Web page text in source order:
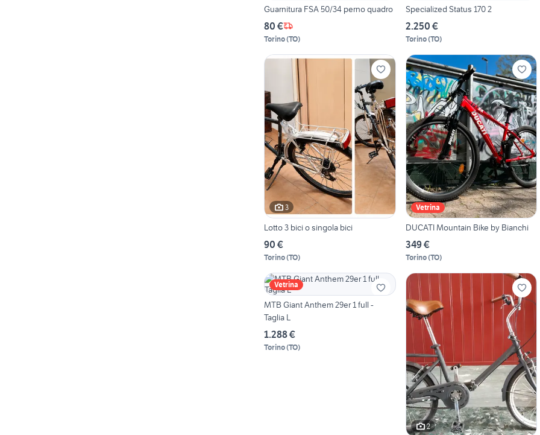
Guarnitura FSA 50/34 perno quadro
80 €
Torino(TO)
Specialized Status 170 2
2.250 €
Torino(TO)
3
Lotto 3 bici o singola bici
90 €
Torino(TO)
Vetrina
DUCATI Mountain Bike by Bianchi
349 €
Torino(TO)
Vetrina
MTB Giant Anthem 29er 1 full -
Taglia L
1.288 €
Torino(TO)
2